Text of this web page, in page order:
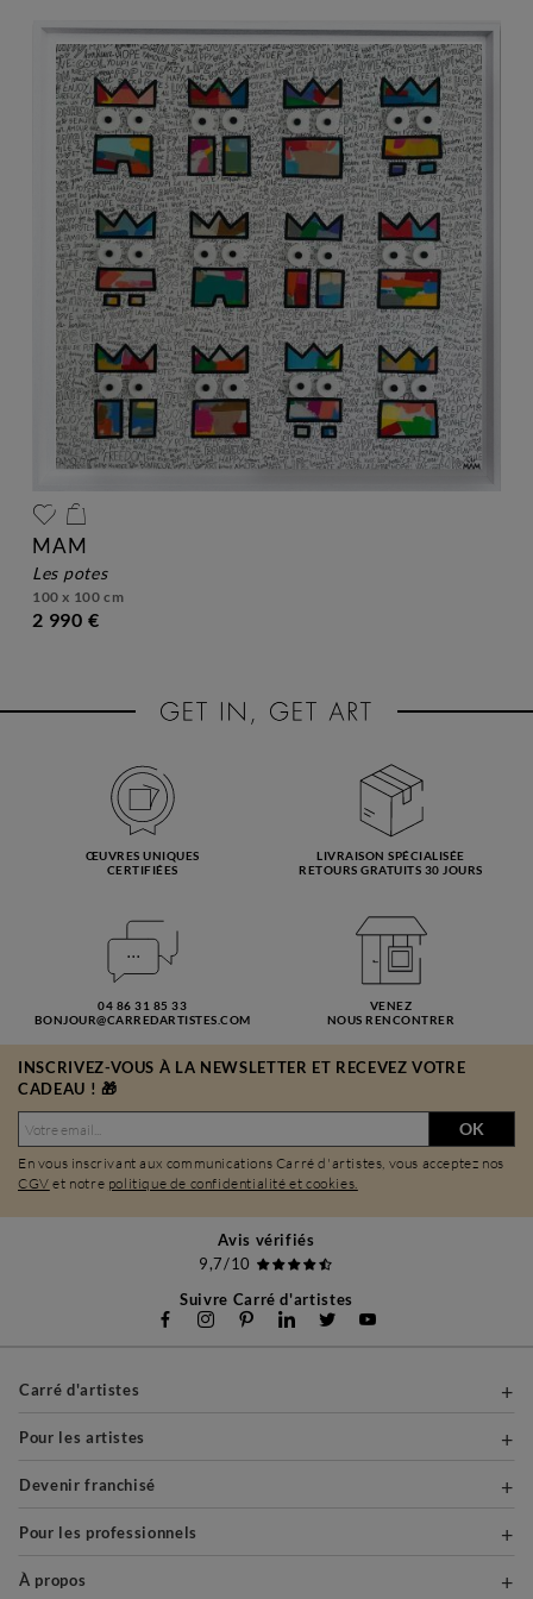
MAM
les potes
100 x 100 cm
2 990 €
ŒUVRES UNIQUES
CERTIFIÉES
LIVRAISON SPÉCIALISÉE
RETOURS GRATUITS 30 JOURS
04 86 31 85 33
BONJOUR@CARREDARTISTES.COM
VENEZ
NOUS RENCONTRER
INSCRIVEZ-VOUS À LA NEWSLETTER ET RECEVEZ VOTRE
CADEAU ! 🎁
OK
En vous inscrivant aux communications Carré d'artistes, vous acceptez nos
CGV et notre politique de confidentialité et cookies.
Avis vérifiés
9,7/10
Suivre Carré d'artistes
Carré d'artistes
Pour les artistes
Devenir franchisé
Pour les professionnels
À propos